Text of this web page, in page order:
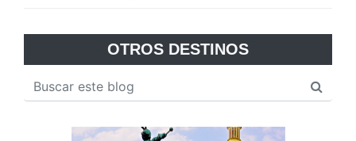
OTROS DESTINOS